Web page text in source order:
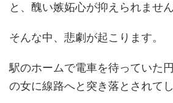
と、醜い嫉妬心が抑えられません
そんな中、悲劇が起こります。
駅のホームで電車を待っていた
の女に線路へと突き落とされて